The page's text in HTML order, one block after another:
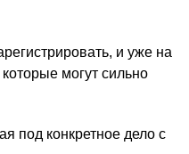
и уже на
могут сильно
под конкретное дело с